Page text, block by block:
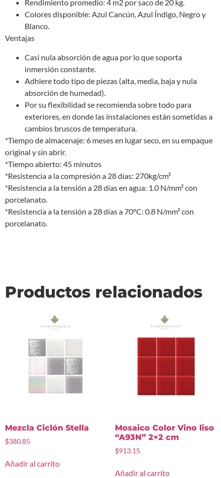
Rendimiento promedio: 4 m2 por saco de 20 kg.
Colores disponible: Azul Cancún, Azul Índigo, Negro y
Blanco.
Ventajas
Casi nula absorción de agua por lo que soporta
inmersión constante.
Adhiere todo tipo de piezas (alta, media, baja y nula
absorción de humedad).
Por su flexibilidad se recomienda sobre todo para
exteriores, en donde las instalaciones están sometidas a
cambios bruscos de temperatura.
*Tiempo de almacenaje: 6 meses en lugar seco, en su empaque
original y sin abrir.
*Tiempo abierto: 45 minutos
*Resistencia a la compresión a 28 días: 270kg/cm²
*Resistencia a la tensión a 28 días en agua: 1.0 N/mm² con
porcelanato.
*Resistencia a la tensión a 28 días a 70ºC: 0.8 N/mm² con
porcelanato.
Productos relacionados
Mezcla Ciclón Stella
$380.85
Añadir al carrito
Mosaico Color Vino liso
“A93N” 2×2 cm
$913.15
Añadir al carrito